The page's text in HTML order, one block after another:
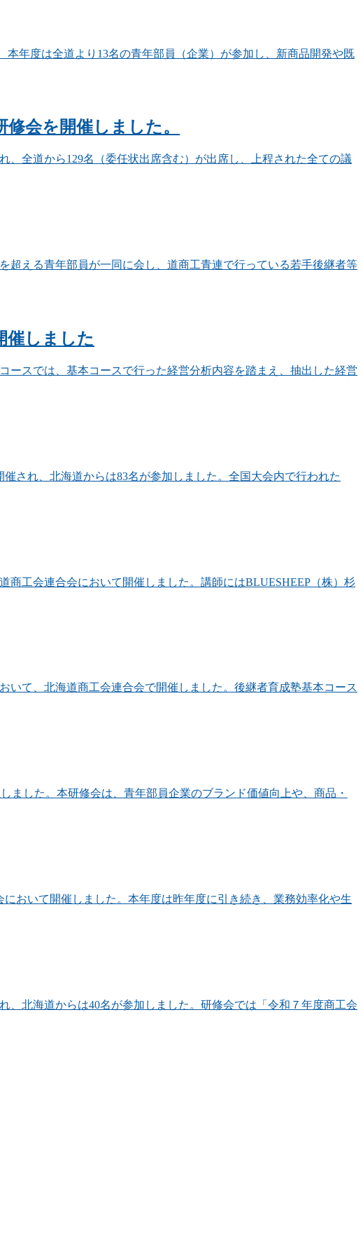
年度は全道より13名の青年部員（企業）が参加し、新商品開発や既
修会を開催しました。
全道から129名（委任状出席含む）が出席し、上程された全ての議
超える青年部員が一同に会し、道商工青連で行っている若手後継者等
催しました
ースでは、基本コースで行った経営分析内容を踏まえ、抽出した経営
され、北海道からは83名が参加しました。全国大会内で行われた
工会連合会において開催しました。講師にはBLUESHEEP（株）杉
て、北海道商工会連合会で開催しました。後継者育成塾基本コース
した。本研修会は、青年部員企業のブランド価値向上や、商品・
おいて開催しました。本年度は昨年度に引き続き、業務効率化や生
北海道からは40名が参加しました。研修会では「令和７年度商工会